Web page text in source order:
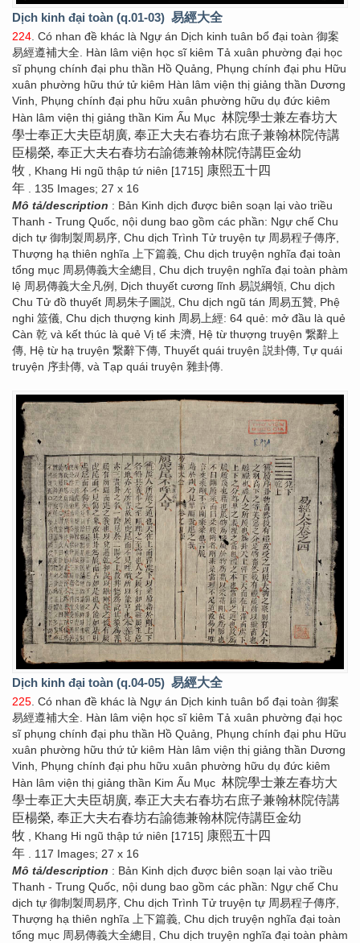
Dịch kinh đại toàn (q.01-03) 易經大全
224 . Có nhan đề khác là Ngự án Dịch kinh tuân bổ đại toàn 御案
易經遵補大全. Hàn lâm viện học sĩ kiêm Tả xuân phường đại học
sĩ phụng chính đại phu thần Hồ Quảng, Phụng chính đại phu Hữu
xuân phường hữu thứ tử kiêm Hàn lâm viện thị giảng thần Dương
Vinh, Phụng chính đại phu hữu xuân phường hữu dụ đức kiêm
Hàn lâm viện thị giảng thần Kim Ấu Mục 林院學士兼左春坊大
學士奉正大夫臣胡廣, 奉正大夫右春坊右庶子兼翰林院侍講
臣楊榮, 奉正大夫右春坊右諭德兼翰林院侍講臣金幼
牧 , Khang Hi ngũ thập tứ niên [1715] 康熙五十四
年 . 135 Images; 27 x 16
Mô tả/description : Bản Kinh dịch được biên soạn lại vào triều
Thanh - Trung Quốc, nội dung bao gồm các phần: Ngự chế Chu
dịch tự 御制製周易序, Chu dịch Trình Tử truyện tự 周易程子傳序,
Thượng hạ thiên nghĩa 上下篇義, Chu dịch truyện nghĩa đại toàn
tổng mục 周易傳義大全總目, Chu dịch truyện nghĩa đại toàn phàm
lệ 周易傳義大全凡例, Dịch thuyết cương lĩnh 易説綱領, Chu dịch
Chu Tử đồ thuyết 周易朱子圖説, Chu dịch ngũ tán 周易五贊, Phệ
nghi 筮儀, Chu dịch thượng kinh 周易上經: 64 quẻ: mở đầu là quẻ
Càn 乾 và kết thúc là quẻ Vị tế 未濟, Hệ từ thượng truyện 繋辭上
傳, Hệ từ hạ truyện 繋辭下傳, Thuyết quái truyện 説卦傳, Tự quái
truyện 序卦傳, và Tạp quái truyện 雜卦傳.
Dịch kinh đại toàn (q.04-05) 易經大全
225 . Có nhan đề khác là Ngự án Dịch kinh tuân bổ đại toàn 御案
易經遵補大全. Hàn lâm viện học sĩ kiêm Tả xuân phường đại học
sĩ phụng chính đại phu thần Hồ Quảng, Phụng chính đại phu Hữu
xuân phường hữu thứ tử kiêm Hàn lâm viện thị giảng thần Dương
Vinh, Phụng chính đại phu hữu xuân phường hữu dụ đức kiêm
Hàn lâm viện thị giảng thần Kim Ấu Mục 林院學士兼左春坊大
學士奉正大夫臣胡廣, 奉正大夫右春坊右庶子兼翰林院侍講
臣楊榮, 奉正大夫右春坊右諭德兼翰林院侍講臣金幼
牧 , Khang Hi ngũ thập tứ niên [1715] 康熙五十四
年 . 117 Images; 27 x 16
Mô tả/description : Bản Kinh dịch được biên soạn lại vào triều
Thanh - Trung Quốc, nội dung bao gồm các phần: Ngự chế Chu
dịch tự 御制製周易序, Chu dịch Trình Tử truyện tự 周易程子傳序,
Thượng hạ thiên nghĩa 上下篇義, Chu dịch truyện nghĩa đại toàn
tổng mục 周易傳義大全總目, Chu dịch truyện nghĩa đại toàn phàm